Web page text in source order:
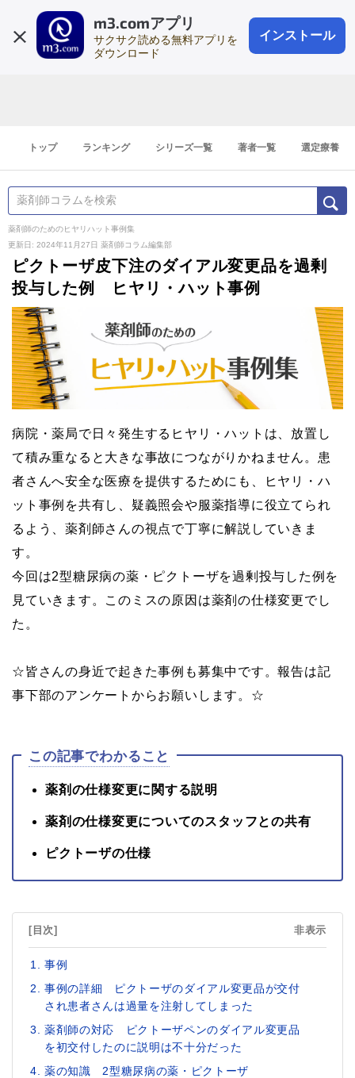
m3.comアプリ
サクサク読める無料アプリを
ダウンロード
インストール
会員登録
登録1分
トップ ランキング シリーズ一覧 著者一覧 選定療養
薬剤師のためのヒヤリハット事例集
更新日: 2024年11月27日 薬剤師コラム編集部
ピクトーザ皮下注のダイアル変更品を過剰
投与した例 ヒヤリ・ハット事例
病院・薬局で日々発生するヒヤリ・ハットは、放置し
て積み重なると大きな事故につながりかねません。患
者さんへ安全な医療を提供するためにも、ヒヤリ・ハ
ット事例を共有し、疑義照会や服薬指導に役立てられ
るよう、薬剤師さんの視点で丁寧に解説していきま
す。
今回は2型糖尿病の薬・ピクトーザを過剰投与した例を
見ていきます。このミスの原因は薬剤の仕様変更でし
た。
☆皆さんの身近で起きた事例も募集中です。報告は記
事下部のアンケートからお願いします。☆
この記事でわかること
薬剤の仕様変更に関する説明
薬剤の仕様変更についてのスタッフとの共有
ピクトーザの仕様
[目次] 非表示
事例
事例の詳細 ピクトーザのダイアル変更品が交付
され患者さんは過量を注射してしまった
薬剤師の対応 ピクトーザペンのダイアル変更品
を初交付したのに説明は不十分だった
薬の知識 2型糖尿病の薬・ピクトーザ